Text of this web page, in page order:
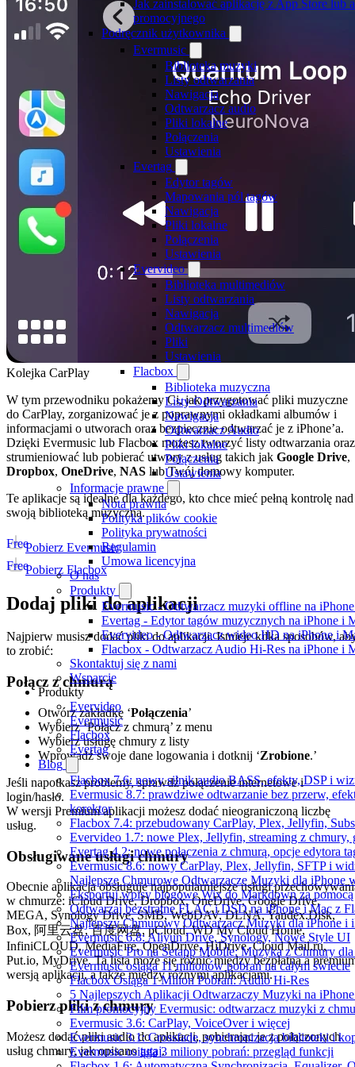
Jak zainstalować aplikację z App Store
promocyjnego
Podręcznik użytkownika
Evermusic
Biblioteka muzyki
Listy odtwarzania
Nawigacja
Odtwarzacz audio
Pliki lokalne
Połączenia
Ustawienia
Evertag
Edytor tagów
Mapowania pól tagów
Nawigacja
Pliki lokalne
Połączenia
Ustawienia
Evervideo
Biblioteka multimediów
Listy odtwarzania
Nawigacja
Odtwarzacz multimediów
Pliki
Ustawienia
Flacbox
Biblioteka muzyczna
Listy Odtwarzania
Nawigacja
Odtwarzacz Audio
Pliki lokalne
Połączenia
Ustawienia
Informacje prawne
Nota prawna
Polityka plików cookie
Polityka prywatności
Regulamin
Umowa licencyjna
O nas
Produkty
Evermusic - Odtwarzacz muzyki offline na
Evertag - Edytor tagów muzycznych na iPhone i
Evervideo - Odtwarzacz wideo HD na iPhone i
Flacbox - Odtwarzacz Audio Hi-Res na iPhone i
Skontaktuj się z nami
Wsparcie
Produkty
Evervideo
Evermusic
Flacbox
Evertag
Blog
Flacbox 7.6: nowy silnik audio BASS, efekty, DSP i
Evermusic 8.7: prawdziwe odtwarzanie bez przerw,
korektor
Flacbox 7.4: przebudowany CarPlay, Plex, Jellyfin,
Evervideo 1.7: nowe Plex, Jellyfin, streaming z chmury,
Evertag 4.2: nowe połączenia z chmurą, opcje edytora
Evermusic 8.6: nowy CarPlay, Plex, Jellyfin, SFTP i
Najlepsze Chmurowe Odtwarzacze Muzyki dla iPhone
Eksportuj wpisy blogowe Wix do Markdown za
Odtwarzaj bezstratne FLAC i DSD na iPhone i Mac z
Najlepszy Chmurowy Odtwarzacz Muzyki dla iPhone i
Evermusic 6.8: Aliyun Drive, Synology, Nowe Style UI
Evermusic Pro na Setapp Mobile: Muzyka z Chmury
Evermusic osiąga 11 milionów pobrań na całym świecie
Flacbox Osiąga 1 Milion Pobrań: Audio Hi-Res
5 Najlepszych Aplikacji Odtwarzaczy Muzyki na
Film promocyjny Evermusic: odtwarzacz muzyki z
Evermusic 3.6: CarPlay, VoiceOver i więcej
Evermusic 3.1: Crossfade, synchronizacja biblioteki i
Evermusic osiąga 3 miliony pobrań: przegląd funkcji
Kolejka CarPlay
W tym przewodniku pokażemy Ci, jak przygotować pliki muzyczne
do CarPlay, zorganizować je z poprawnymi okładkami albumów i
informacjami o utworach oraz bezpiecznie odtwarzać je z iPhone’a.
Dzięki Evermusic lub Flacbox możesz tworzyć listy odtwarzania oraz
strumieniować lub pobierać utwory z usług takich jak Google Drive,
Dropbox, OneDrive, NAS lub Twój domowy komputer.
Te aplikacje są idealne dla każdego, kto chce mieć pełną kontrolę nad
swoją biblioteką muzyczną.
Pobierz Evermusic
Free
Pobierz Flacbox
Free
Dodaj pliki do aplikacji
Najpierw musisz dodać pliki do aplikacji. Istnieje kilka sposobów,
to zrobić:
Połącz z chmurą
Otwórz zakładkę ‘Połączenia’
Wybierz ‘Połącz z chmurą’ z menu
Wybierz usługę chmury z listy
Wprowadź swoje dane logowania i dotknij ‘Zrobione.’
Jeśli napotkasz problemy, sprawdź połączenie internetowe i
login/hasło.
W wersji Premium aplikacji możesz dodać nieograniczoną liczbę
usług.
Obsługiwane usługi chmury
Obecnie aplikacja obsługuje najpopularniejsze usługi
w chmurze: iCloud Drive, Dropbox, OneDrive, Google Drive,
MEGA, Synology Drive, SMB, WebDAV, DLNA, Yandex.Disk,
Box, 阿里云盘, 百度网盘, pCloud, WD My Cloud Home,
InfiniCLOUD, MediaFire, OpenDrive, HiDrive, Cloud Mail.ru,
Put.io, MyDrive. Ta lista może się różnić między bezpłatną a
wersją aplikacji, a także między różnymi aplikacjami.
Pobierz pliki z chmury
Możesz dodać pliki audio do aplikacji, pobierając je z połączonych
usług chmury, jak opisanotutaj.